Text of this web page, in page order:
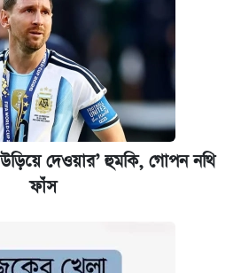
দেওয়ার’ হুমকি, গোপন নথি
ফাঁস